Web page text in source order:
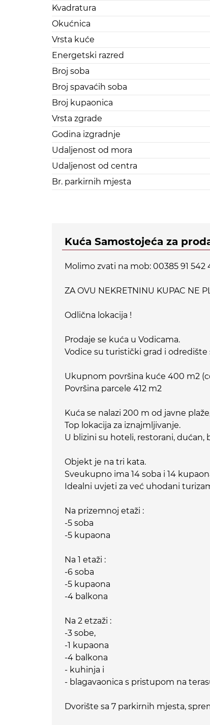
Kvadratura
Okućnica
Vrsta kuće
Energetski razred
Broj soba
Broj spavaćih soba
Broj kupaonica
Vrsta zgrade
Godina izgradnje
Udaljenost od mora
Udaljenost od centra
Br. parkirnih mjesta
Kuća Samostojeća za
Molimo zvati na mob: 00385 91 542
ZA OVU NEKRETNINU KUPAC NE
Odlična lokacija !
Prodaje se kuća u Vodicama.
Vodice su turistički grad i
Ukupnom površina kuće 400 m2
Površina parcele 412 m2
Kuća se nalazi 200 m od javne
Top lokacija za iznajmljivanje.
U blizini su hoteli, restorani, dućan,
Objekt je na tri kata.
Sveukupno ima 14 soba i 14
Idealni uvjeti za već uhodani
Na prizemnoj etaži :
-5 soba
-5 kupaona
Na 1 etaži :
-6 soba
-5 kupaona
-4 balkona
Na 2 etzaži :
-3 sobe,
-1 kupaona
-4 balkona
- kuhinja i
- blagavaonica s pristupom na
Dvorište sa 7 parkirnih mjesta,